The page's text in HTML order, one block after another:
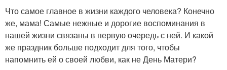
Что самое главное в жизни каждого человека? Конечно
же, мама! Самые нежные и дорогие воспоминания в
нашей жизни связаны в первую очередь с ней. И какой
же праздник больше подходит для того, чтобы
напомнить ей о своей любви, как не День Матери?